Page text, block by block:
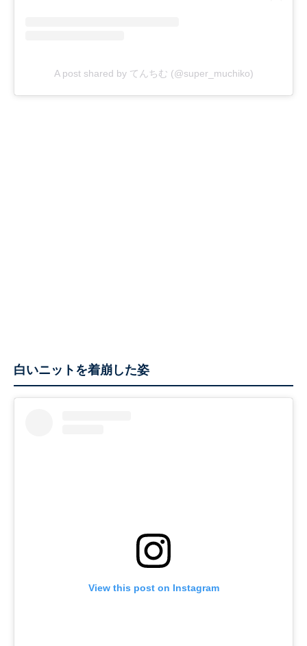
A post shared by てんちむ (@super_muchiko)
白いニットを着崩した姿
View this post on Instagram